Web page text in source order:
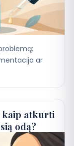
ar
kaip atkurti
odą?